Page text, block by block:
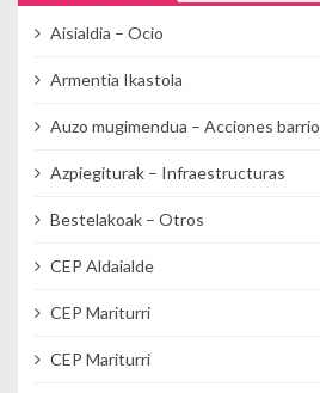
Aisialdia – Ocio
Armentia Ikastola
Auzo mugimendua – Acciones barrio
Azpiegiturak – Infraestructuras
Bestelakoak – Otros
CEP Aldaialde
CEP Mariturri
CEP Mariturri